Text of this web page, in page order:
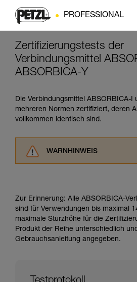
PROFESSIONAL
Zertifizierungstests der
Verbindungsmittel
ABSORBICA-Y
Die Verbindungsmittel ABSORBICA-I
mehreren Normen zertifiziert, deren
vollkommen identisch sind.
WARNHINWEIS
ziehen. Um diese
verstehen zu können,
der Gebrauchsanweisung
Informationen richtig
Die Beherrschung dieser
Zur Erinnerung: Alle ABSORBICA-
sind für Verwendungen bis maximal
maximale Sturzhöhe für die
Produkt der Reihe unterschiedlich
Gebrauchsanleitung angegeben.